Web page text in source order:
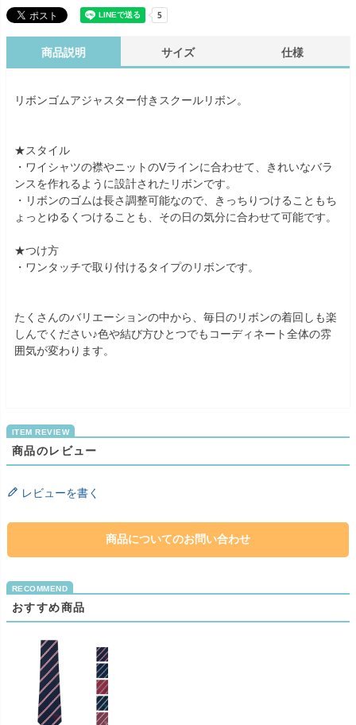
商品説明 サイズ 仕様
リボンゴムアジャスター付きスクールリボン。
★スタイル
・ワイシャツの襟やニットのVラインに合わせて、きれいなバラ
ンスを作れるように設計されたリボンです。
・リボンのゴムは長さ調整可能なので、きっちりつけることもち
ょっとゆるくつけることも、その日の気分に合わせて可能です。
★つけ方
・ワンタッチで取り付けるタイプのリボンです。
たくさんのバリエーションの中から、毎日のリボンの着回しも楽
しんでください♪色や結び方ひとつでもコーディネート全体の雰
囲気が変わります。
商品のレビュー
レビューを書く
商品についてのお問い合わせ
おすすめ商品